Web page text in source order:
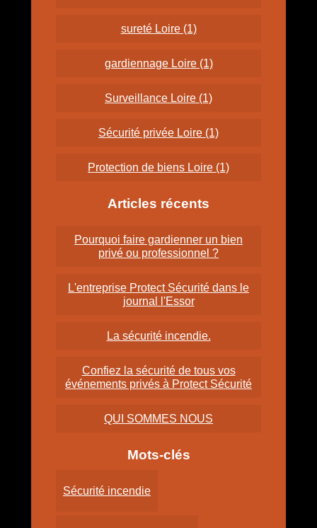
sureté Loire (1)
gardiennage Loire (1)
Surveillance Loire (1)
Sécurité privée Loire (1)
Protection de biens Loire (1)
Articles récents
Pourquoi faire gardienner un bien
privé ou professionnel ?
L'entreprise Protect Sécurité dans le
journal l'Essor
La sécurité incendie.
Confiez la sécurité de tous vos
événements privés à Protect Sécurité
QUI SOMMES NOUS
Mots-clés
Sécurité incendie